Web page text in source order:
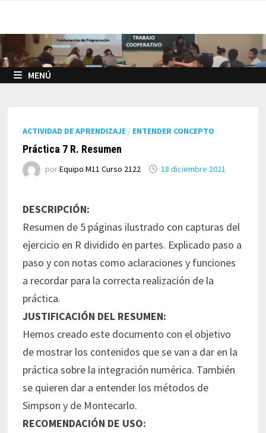
contenido
MENÚ
ACTIVIDAD DE APRENDIZAJE / ENTENDER CONCEPTO
Práctica 7 R. Resumen
porEquipo M11 Curso 2122 18 diciembre 2021
DESCRIPCIÓN:
Resumen de 5 páginas ilustrado con capturas del
ejercicio en R dividido en partes. Explicado paso a
paso y con notas como aclaraciones y funciones
a recordar para la correcta realización de la
práctica.
JUSTIFICACIÓN DEL RESUMEN:
Hemos creado este documento con el objetivo
de mostrar los contenidos que se van a dar en la
práctica sobre la integración numérica. También
se quieren dar a entender los métodos de
Simpson y de Montecarlo.
RECOMENDACIÓN DE USO: